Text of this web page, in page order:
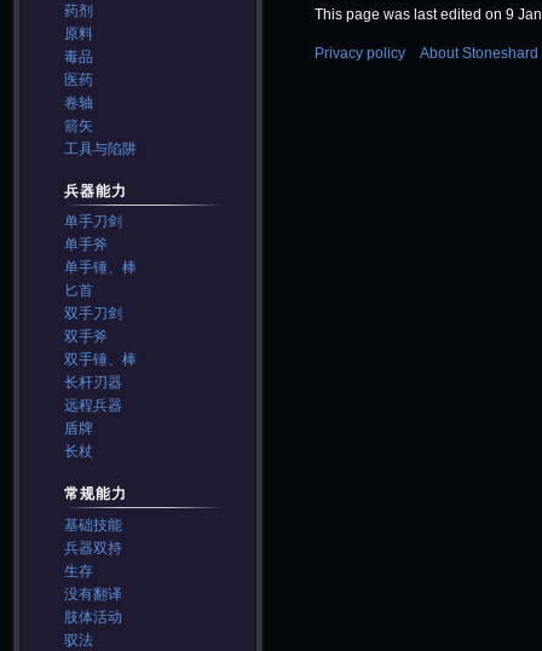
药剂
原料
毒品
医药
卷轴
箭矢
工具与陷阱
兵器能力
单手刀剑
单手斧
单手锤、棒
匕首
双手刀剑
双手斧
双手锤、棒
长杆刃器
远程兵器
盾牌
长杖
常规能力
基础技能
兵器双持
生存
没有翻译
肢体活动
驭法
This page was last edited on 9
Privacy policy About Stoneshard